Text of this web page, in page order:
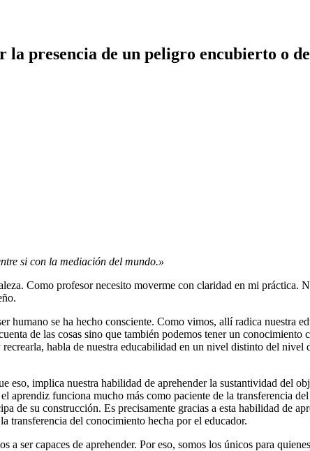
presencia de un peligro encubierto o
si con la mediación del mundo.»
Como profesor necesito moverme con claridad en mi práctica.
humano se ha hecho consciente. Como vimos, allí radica nuestra
de las cosas sino que también podemos tener un conocimiento
habla de nuestra educabilidad en un nivel distinto del
eso, implica nuestra habilidad de aprehender la sustantividad del
aprendiz funciona mucho más como paciente de la transferencia
de su construcción. Es precisamente gracias a esta habilidad de
transferencia del conocimiento hecha por el educador.
ser capaces de aprehender. Por eso, somos los únicos para